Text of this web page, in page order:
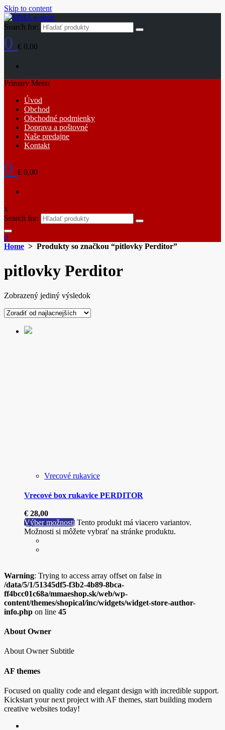
Skip to content
Search for:
0 € 0,00
Primary Menu
Úvod
Obchod
Obchodné podmienky
Doprava a poštovné
Naše predajne
Kontakt
0 € 0,00
x
Search for:
0
Home > Produkty so značkou “pitlovky Perditor”
pitlovky Perditor
Zobrazený jediný výsledok
Vrecové rukavice
Vrecové box rukavice PERDITOR
€ 28,00
Výber možností Tento produkt má viacero variantov.
Možnosti si môžete vybrať na stránke produktu.
Warning: Trying to access array offset on false in
/data/5/1/51345df5-f3b2-4b89-8bca-
ff4bcc01c68a/mmaeshop.sk/web/wp-
content/themes/shopical/inc/widgets/widget-store-author-
info.php on line 45
About Owner
About Owner Subtitle
AF themes
Focused on quality code and elegant design with incredible support.
Kickstart your next project with AF themes, start building modern
creative websites today!